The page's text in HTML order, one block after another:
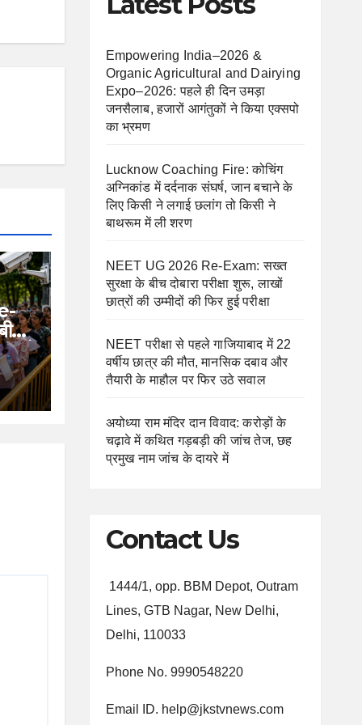
Empowering India–2026 &
Organic Agricultural and Dairying
Expo–2026: पहले ही दिन उमड़ा
जनसैलाब, हजारों आगंतुकों ने किया एक्सपो
का भ्रमण
Lucknow Coaching Fire: कोचिंग
अग्निकांड में दर्दनाक संघर्ष, जान बचाने के
लिए किसी ने लगाई छलांग तो किसी ने
बाथरूम में ली शरण
NEET UG 2026 Re-Exam: सख्त
सुरक्षा के बीच दोबारा परीक्षा शुरू, लाखों
छात्रों की उम्मीदों की फिर हुई परीक्षा
NEET परीक्षा से पहले गाजियाबाद में 22
वर्षीय छात्र की मौत, मानसिक दबाव और
तैयारी के माहौल पर फिर उठे सवाल
अयोध्या राम मंदिर दान विवाद: करोड़ों के
चढ़ावे में कथित गड़बड़ी की जांच तेज, छह
प्रमुख नाम जांच के दायरे में
Contact Us
1444/1, opp. BBM Depot, Outram
Lines, GTB Nagar, New Delhi,
Delhi, 110033
Phone No. 9990548220
Email ID. help@jkstvnews.com